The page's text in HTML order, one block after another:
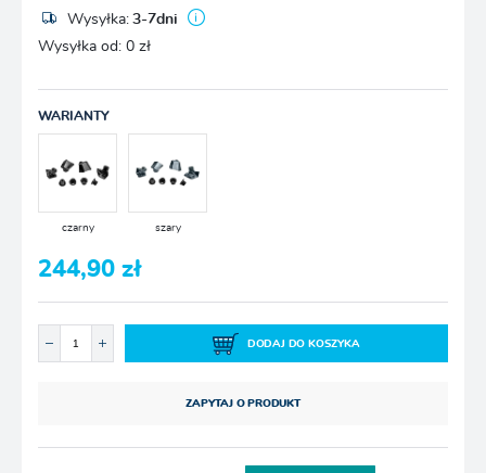
Wysyłka: 3-7dni
Wysyłka od: 0 zł
WARIANTY
czarny szary
244,90 zł
DODAJ DO KOSZYKA
ZAPYTAJ O PRODUKT